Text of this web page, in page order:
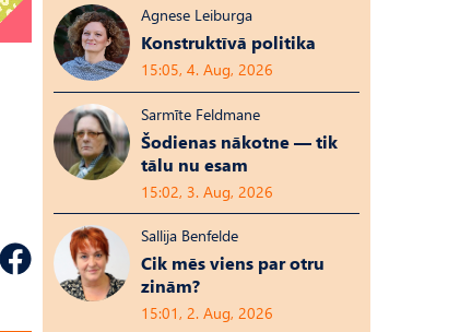
Agnese Leiburga
Konstruktīvā politika
15:05, 4. Aug, 2026
Sarmīte Feldmane
Šodienas nākotne — tik
tālu nu esam
15:02, 3. Aug, 2026
Sallija Benfelde
Cik mēs viens par otru
zinām?
15:01, 2. Aug, 2026